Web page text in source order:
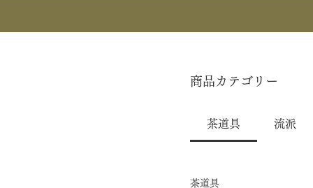
商品カテゴリー
茶道具 流派
茶道具